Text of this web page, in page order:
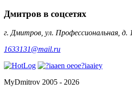
Дмитров в соцсетях
г. Дмитров, ул. Профессиональная, д.
1633131@mail.ru
MyDmitrov 2005 - 2026